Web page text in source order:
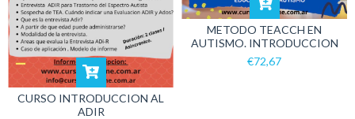
CURSO INTRODUCCION AL
ADIR
METODO TEACCH EN
AUTISMO. INTRODUCCION
€72,67